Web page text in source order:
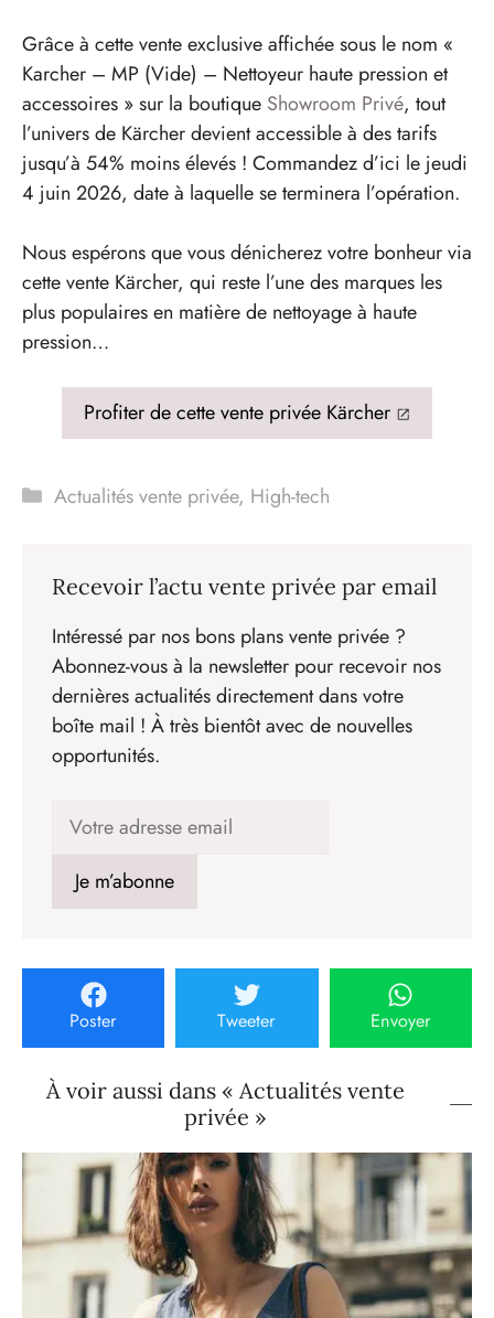
Grâce à cette vente exclusive affichée sous le nom «
Karcher – MP (Vide) – Nettoyeur haute pression et
accessoires » sur la boutique Showroom Privé, tout
l’univers de Kärcher devient accessible à des tarifs
jusqu’à 54% moins élevés ! Commandez d’ici le jeudi
4 juin 2026, date à laquelle se terminera l’opération.
Nous espérons que vous dénicherez votre bonheur via
cette vente Kärcher, qui reste l’une des marques les
plus populaires en matière de nettoyage à haute
pression…
Profiter de cette vente privée Kärcher
Catégories
Actualités vente privée, High-tech
Recevoir l’actu vente privée par email
Intéressé par nos bons plans vente privée ?
Abonnez-vous à la newsletter pour recevoir nos
dernières actualités directement dans votre
boîte mail ! À très bientôt avec de nouvelles
opportunités.
Poster Tweeter Envoyer
À voir aussi dans « Actualités vente
privée »